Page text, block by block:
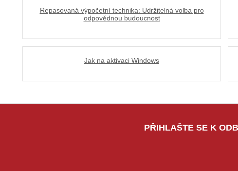
Repasovaná výpočetní technika: Udržitelná volba pro
odpovědnou budoucnost
Jak na aktivaci Windows
PŘIHLAŠTE SE K